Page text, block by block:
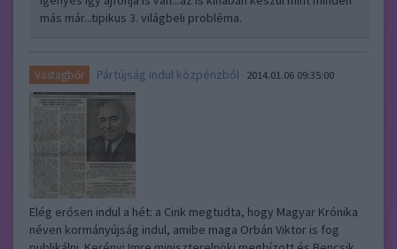
más már...tipikus 3. világbeli probléma.
Vastagbőr Pártújság indul közpénzből 2014.01.06 09:35:00
Elég erősen indul a hét: a Cink megtudta, hogy Magyar Krónika
néven kormányújság indul, amibe maga Orbán Viktor is fog